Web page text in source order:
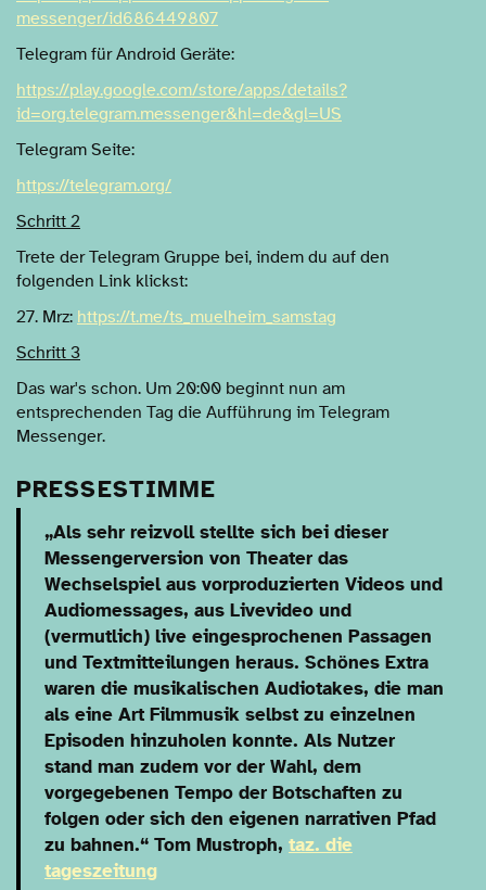
messenger/id686449807
Telegram für Android Geräte:
https://play.google.com/store/apps/details?
id=org.telegram.messenger&hl=de&gl=US
Telegram Seite:
https://telegram.org/
Schritt 2
Trete der Telegram Gruppe bei, indem du auf den
folgenden Link klickst:
27. Mrz: https://t.me/ts_muelheim_samstag
Schritt 3
Das war's schon. Um 20:00 beginnt nun am
entsprechenden Tag die Aufführung im Telegram
Messenger.
PRESSESTIMME
„Als sehr reizvoll stellte sich bei dieser
Messengerversion von Theater das
Wechselspiel aus vorproduzierten Videos und
Audiomessages, aus Livevideo und
(vermutlich) live eingesprochenen Passagen
und Textmitteilungen heraus. Schönes Extra
waren die musikalischen Audiotakes, die man
als eine Art Filmmusik selbst zu einzelnen
Episoden hinzuholen konnte. Als Nutzer
stand man zudem vor der Wahl, dem
vorgegebenen Tempo der Botschaften zu
folgen oder sich den eigenen narrativen Pfad
zu bahnen.“ Tom Mustroph, taz. die
tageszeitung